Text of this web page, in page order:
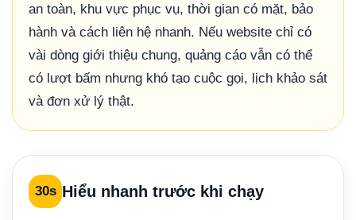
an toàn, khu vực phục vụ, thời gian có mặt, bảo
hành và cách liên hệ nhanh. Nếu website chỉ có
vài dòng giới thiệu chung, quảng cáo vẫn có thể
có lượt bấm nhưng khó tạo cuộc gọi, lịch khảo sát
và đơn xử lý thật.
30s Hiểu nhanh trước khi chạy